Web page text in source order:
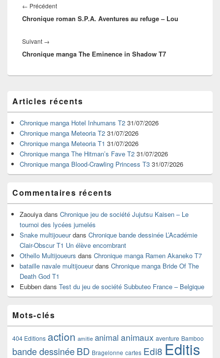
de
l’article
← PrécédentArticle
précédent :
Chronique roman S.P.A. Aventures au refuge – Lou
Suivant →
suivant :
Chronique manga The Eminence in Shadow T7
principale
de
widget
pour
barre
latérale
Articles récents
Chronique manga Hotel Inhumans T2 31/07/2026
Chronique manga Meteoria T2 31/07/2026
Chronique manga Meteoria T1 31/07/2026
Chronique manga The Hitman’s Fave T2 31/07/2026
Chronique manga Blood-Crawling Princess T3 31/07/2026
Commentaires récents
Zaouiya dans Chronique jeu de société Jujutsu Kaisen – Le
tournoi des lycées jumelés
Snake multijoueurdans Chronique bande dessinée L’Académie
Clair-Obscur T1 Un élève encombrant
Othello Multijoueurs dans Chronique manga Ramen Akaneko T7
bataille navale multijoueurdans Chronique manga Bride Of The
Death God T1
Eubben dans Test du jeu de société Subbuteo France – Belgique
Mots-clés
404 Editions action amitie animal animaux aventure Bamboo
bande dessinéeBD Bragelonne cartes Edi8 Editis